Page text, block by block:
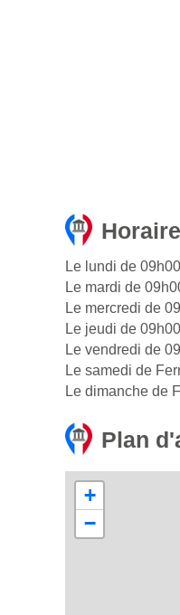
Le lundi de
Le mardi de
Le mercredi de
Le jeudi de
Le vendredi de
Le samedi de
Le dimanche de
Plan
+
−